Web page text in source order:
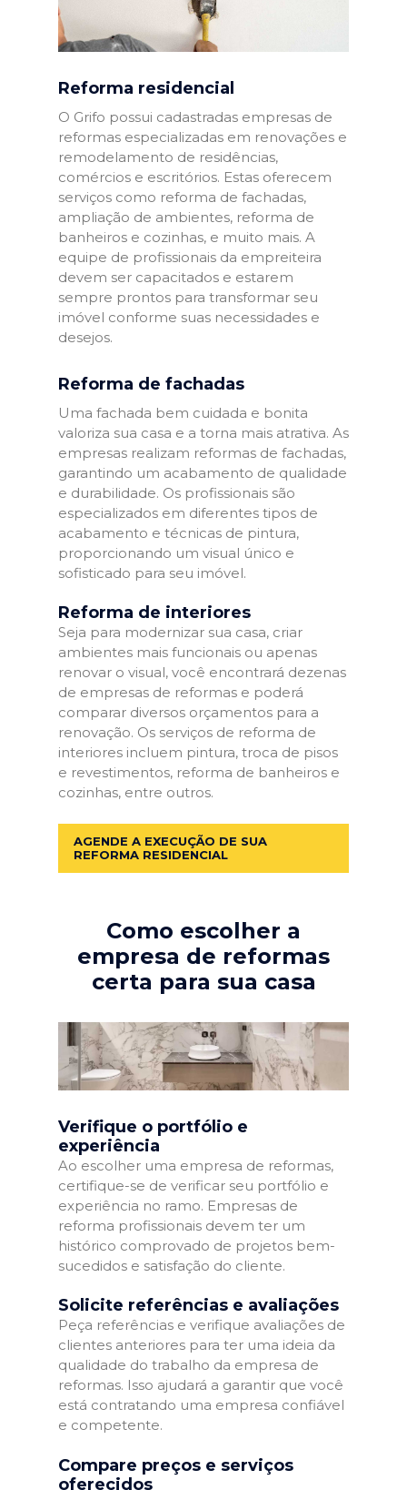
Reforma residencial
O Grifo possui cadastradas empresas de
reformas especializadas em renovações e
remodelamento de residências,
comércios e escritórios. Estas oferecem
serviços como reforma de fachadas,
ampliação de ambientes, reforma de
banheiros e cozinhas, e muito mais. A
equipe de profissionais da empreiteira
devem ser capacitados e estarem
sempre prontos para transformar seu
imóvel conforme suas necessidades e
desejos.
Reforma de fachadas
Uma fachada bem cuidada e bonita
valoriza sua casa e a torna mais atrativa. As
empresas realizam reformas de fachadas,
garantindo um acabamento de qualidade
e durabilidade. Os profissionais são
especializados em diferentes tipos de
acabamento e técnicas de pintura,
proporcionando um visual único e
sofisticado para seu imóvel.
Reforma de interiores
Seja para modernizar sua casa, criar
ambientes mais funcionais ou apenas
renovar o visual, você encontrará dezenas
de empresas de reformas e poderá
comparar diversos orçamentos para a
renovação. Os serviços de reforma de
interiores incluem pintura, troca de pisos
e revestimentos, reforma de banheiros e
cozinhas, entre outros.
AGENDE A EXECUÇÃO DE SUA
REFORMA RESIDENCIAL
Como escolher a
empresa de reformas
certa para sua casa
Verifique o portfólio e
experiência
Ao escolher uma empresa de reformas,
certifique-se de verificar seu portfólio e
experiência no ramo. Empresas de
reforma profissionais devem ter um
histórico comprovado de projetos bem-
sucedidos e satisfação do cliente.
Solicite referências e avaliações
Peça referências e verifique avaliações de
clientes anteriores para ter uma ideia da
qualidade do trabalho da empresa de
reformas. Isso ajudará a garantir que você
está contratando uma empresa confiável
e competente.
Compare preços e serviços
oferecidos